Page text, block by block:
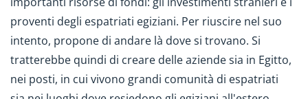
proventi degli espatriati egiziani. Per riuscire nel suo
intento, propone di andare là dove si trovano. Si
tratterebbe quindi di creare delle aziende sia in Egitto,
nei posti, in cui vivono grandi comunità di espatriati